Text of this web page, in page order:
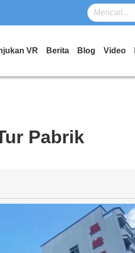
VR Berita Blog Video
Pabrik